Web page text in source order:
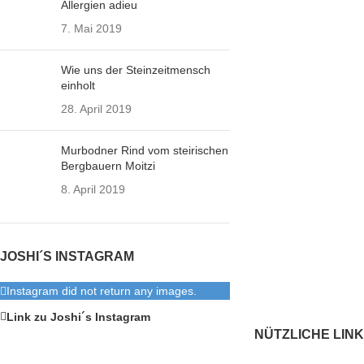
Allergien adieu
7. Mai 2019
Wie uns der Steinzeitmensch
einholt
28. April 2019
Murbodner Rind vom steirischen
Bergbauern Moitzi
8. April 2019
JOSHI´S INSTAGRAM
Instagram did not return any images.
Link zu Joshi´s Instagram
NÜTZLICHE